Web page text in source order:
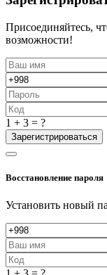
Присоединяйтесь,
возможности!
1 + 3 = ?
Зарегистрироваться
Восстановление пароля
Установить новый